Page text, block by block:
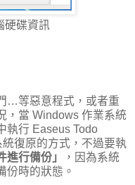
硬碟資訊
…等惡意程式，或者重
，當 Windows 作業系統
執行 Easeus Todo
復原的方式，不過要執
進行備份」
，因為系統
份時的狀態。